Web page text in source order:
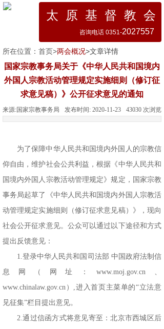
太 原 基 督 教 会
咨询电话 0351-2027557
所在位置： 首页>两会概况>文章详情
国家宗教事务局关于《中华人民共和国境内
外国人宗教活动管理规定实施细则（修订征
求意见稿）》公开征求意见的通知
来源:国家宗教事务局 发布时间: 2020-11-23 43030 次浏览
为了保障中华人民共和国境内外国人的宗教信
仰自由，维护社会公共利益，根据《中华人民共和
国境内外国人宗教活动管理规定》规定，国家宗教
事务局起草了《中华人民共和国境内外国人宗教活
动管理规定实施细则（修订征求意见稿）》，现向
社会公开征求意见。公众可以通过以下途径和方式
提出反馈意见：
1.登录中华人民共和国司法部 中国政府法制信
息网（网址：www.moj.gov.cn、
www.chinalaw.gov.cn）,进入首页主菜单的“立法意
见征集”栏目提出意见。
2.通过信函方式将意见寄至：北京市西城区后